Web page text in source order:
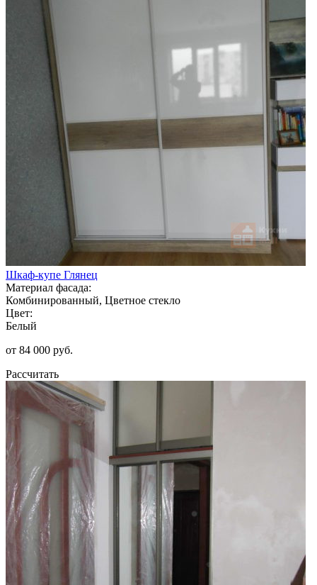
Шкаф-купе Глянец
Материал фасада:
Комбинированный, Цветное стекло
Цвет:
Белый
от 84 000 руб.
Рассчитать